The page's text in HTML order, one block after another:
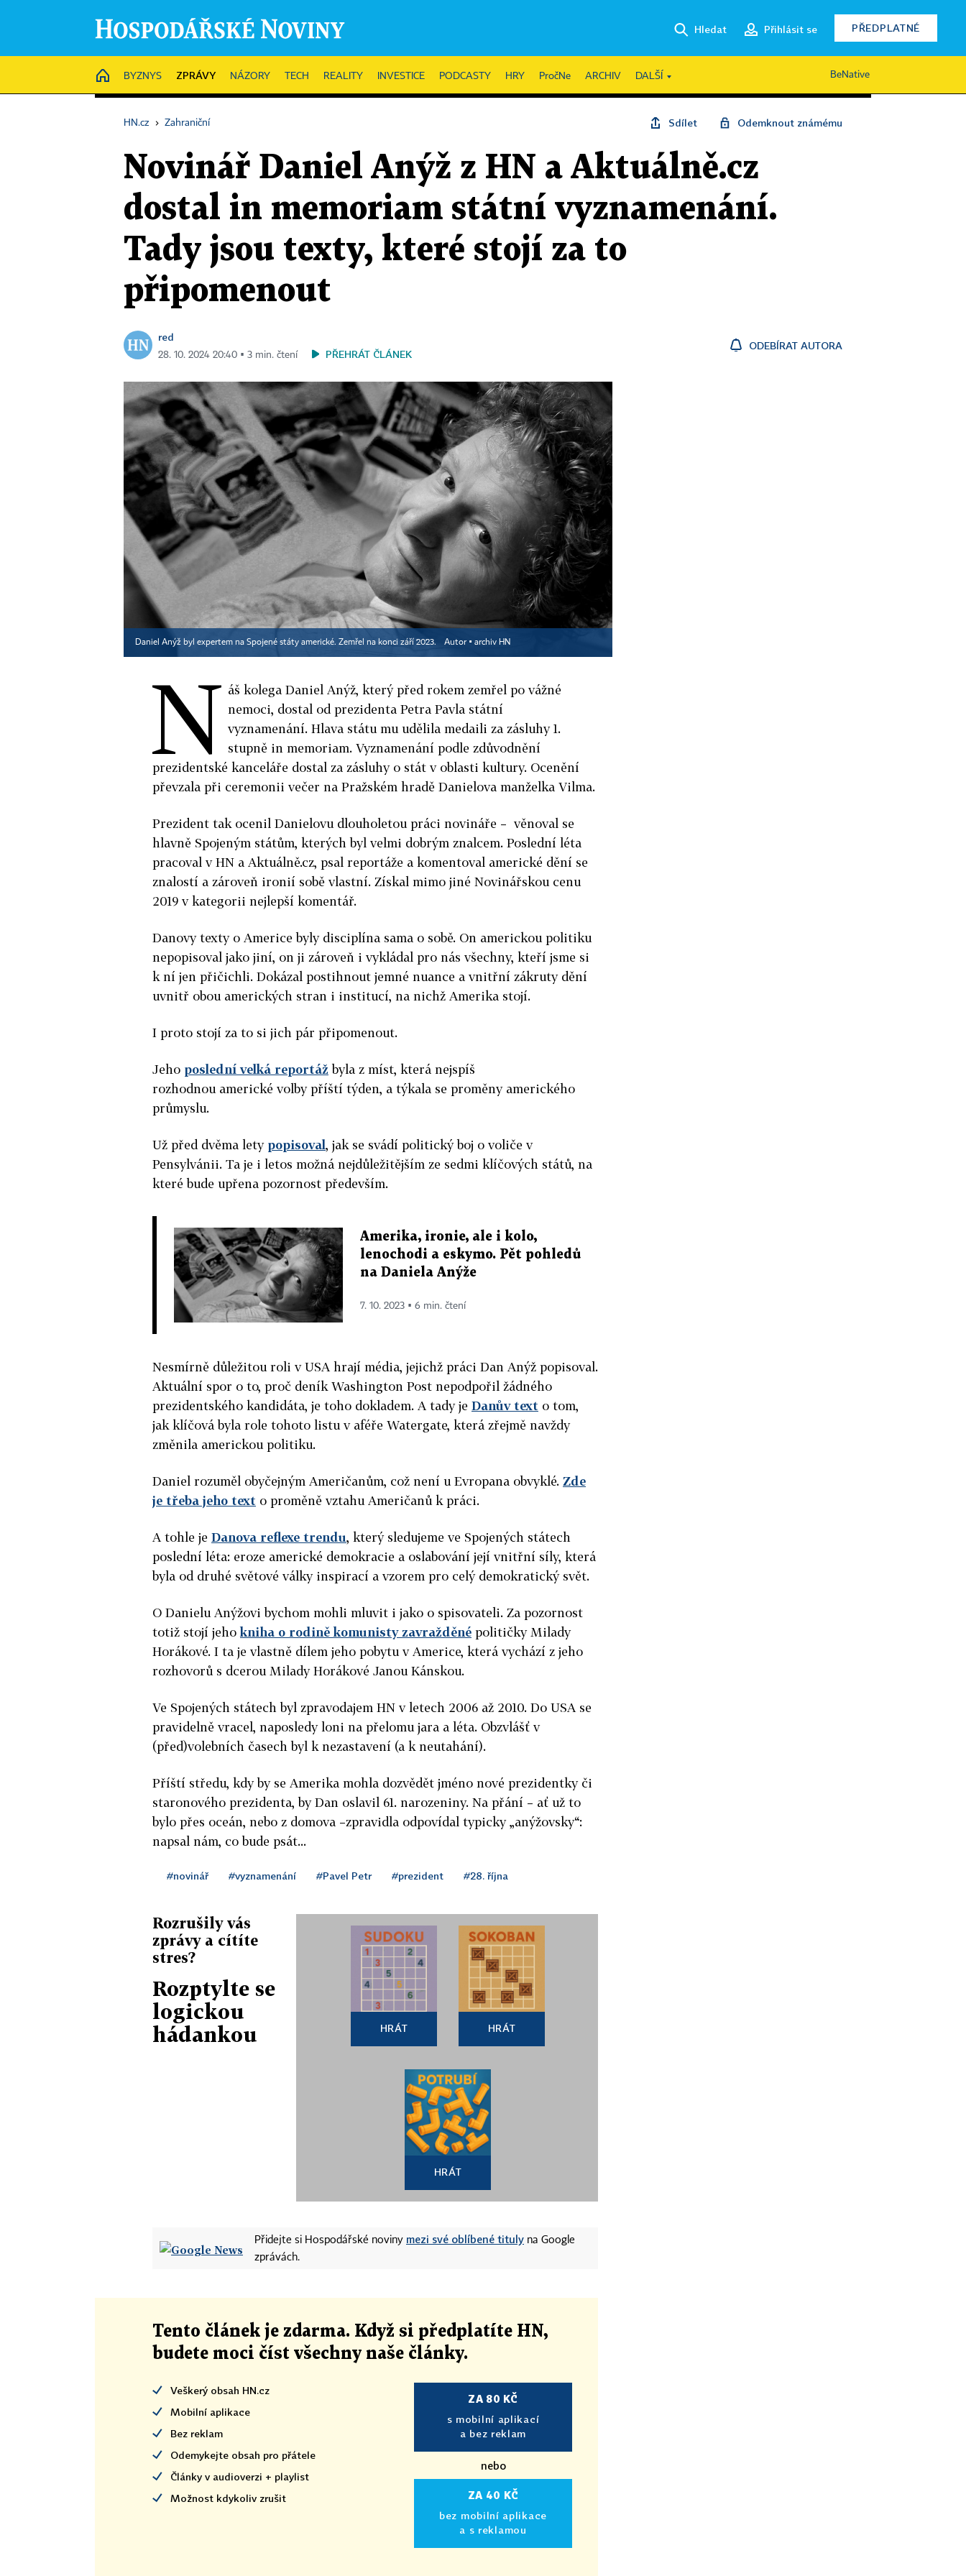
Hledat Přihlásit se PŘEDPLATNÉ
HOME
BYZNYS ZPRÁVY NÁZORY TECH REALITY INVESTICE PODCASTY HRY PročNe ARCHIV DALŠÍ BeNative
HN.cz › Zahraniční Sdílet Odemknout známému
Novinář Daniel Anýž z HN a Aktuálně.cz
dostal in memoriam státní vyznamenání.
Tady jsou texty, které stojí za to
připomenout
red
28. 10. 2024 20:40 ▪ 3 min. čtení PŘEHRÁT ČLÁNEK
ODEBÍRAT AUTORA
Daniel Anýž byl expertem na Spojené státy americké. Zemřel na konci září 2023. Autor ▪ archiv HN
N áš kolega Daniel Anýž, který před rokem zemřel po vážné
nemoci, dostal od prezidenta Petra Pavla státní
vyznamenání. Hlava státu mu udělila medaili za zásluhy 1.
stupně in memoriam. Vyznamenání podle zdůvodnění
prezidentské kanceláře dostal za zásluhy o stát v oblasti kultury. Ocenění
převzala při ceremonii večer na Pražském hradě Danielova manželka Vilma.
Prezident tak ocenil Danielovu dlouholetou práci novináře – věnoval se
hlavně Spojeným státům, kterých byl velmi dobrým znalcem. Poslední léta
pracoval v HN a Aktuálně.cz, psal reportáže a komentoval americké dění se
znalostí a zároveň ironií sobě vlastní. Získal mimo jiné Novinářskou cenu
2019 v kategorii nejlepší komentář.
Danovy texty o Americe byly disciplína sama o sobě. On americkou politiku
nepopisoval jako jiní, on ji zároveň i vykládal pro nás všechny, kteří jsme si
k ní jen přičichli. Dokázal postihnout jemné nuance a vnitřní zákruty dění
uvnitř obou amerických stran i institucí, na nichž Amerika stojí.
I proto stojí za to si jich pár připomenout.
Jeho poslední velká reportáž byla z míst, která nejspíš
rozhodnou americké volby příští týden, a týkala se proměny amerického
průmyslu.
Už před dvěma lety popisoval, jak se svádí politický boj o voliče v
Pensylvánii. Ta je i letos možná nejdůležitějším ze sedmi klíčových států, na
které bude upřena pozornost především.
Amerika, ironie, ale i kolo,
lenochodi a eskymo. Pět pohledů
na Daniela Anýže
7. 10. 2023 ▪ 6 min. čtení
Nesmírně důležitou roli v USA hrají média, jejichž práci Dan Anýž popisoval.
Aktuální spor o to, proč deník Washington Post nepodpořil žádného
prezidentského kandidáta, je toho dokladem. A tady je Danův text o tom,
jak klíčová byla role tohoto listu v aféře Watergate, která zřejmě navždy
změnila americkou politiku.
Daniel rozuměl obyčejným Američanům, což není u Evropana obvyklé. Zde
je třeba jeho text o proměně vztahu Američanů k práci.
A tohle je Danova reflexe trendu, který sledujeme ve Spojených státech
poslední léta: eroze americké demokracie a oslabování její vnitřní síly, která
byla od druhé světové války inspirací a vzorem pro celý demokratický svět.
O Danielu Anýžovi bychom mohli mluvit i jako o spisovateli. Za pozornost
totiž stojí jehokniha o rodině komunisty zavražděné političky Milady
Horákové. I ta je vlastně dílem jeho pobytu v Americe, která vychází z jeho
rozhovorů s dcerou Milady Horákové Janou Kánskou.
Ve Spojených státech byl zpravodajem HN v letech 2006 až 2010. Do USA se
pravidelně vracel, naposledy loni na přelomu jara a léta. Obzvlášť v
(před)volebních časech byl k nezastavení (a k neutahání).
Příští středu, kdy by se Amerika mohla dozvědět jméno nové prezidentky či
staronového prezidenta, by Dan oslavil 61. narozeniny. Na přání – ať už to
bylo přes oceán, nebo z domova –zpravidla odpovídal typicky „anýžovsky“:
napsal nám, co bude psát...
#novinář #vyznamenání #Pavel Petr #prezident #28. října
Rozrušily vás
zprávy a cítíte
stres?
Rozptylte se
logickou
hádankou
HRÁT HRÁT
HRÁT
Přidejte si Hospodářské noviny mezi své oblíbené tituly na Google
zprávách.
Tento článek je zdarma. Když si předplatíte HN,
budete moci číst všechny naše články.
Veškerý obsah HN.cz
Mobilní aplikace
Bez reklam
Odemykejte obsah pro přátele
Články v audioverzi + playlist
Možnost kdykoliv zrušit
ZA 80 KČ
s mobilní aplikací
a bez reklam
nebo
ZA 40 KČ
bez mobilní aplikace
a s reklamou